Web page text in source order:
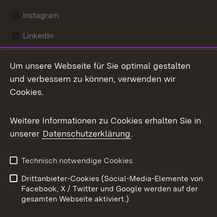
Instagram
LinkedIn
X / Twitter
Youtube
Kontakt
Datenschutz
Barrierefreiheit
Impressum
Cookies
Um unsere Webseite für Sie optimal gestalten
und verbessern zu können, verwenden wir
Cookies.
Weitere Informationen zu Cookies erhalten Sie in
unserer Datenschutzerklärung.
Technisch notwendige Cookies
Drittanbieter-Cookies (Social-Media-Elemente von
Facebook, X / Twitter und Google werden auf der
gesamten Webseite aktiviert.)